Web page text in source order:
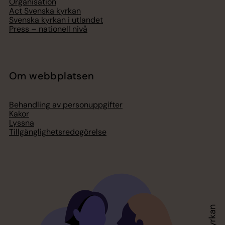
Act Svenska kyrkan
Svenska kyrkan i utlandet
Press – nationell nivå
Om webbplatsen
Behandling av personuppgifter
Kakor
Lyssna
Tillgänglighetsredogörelse